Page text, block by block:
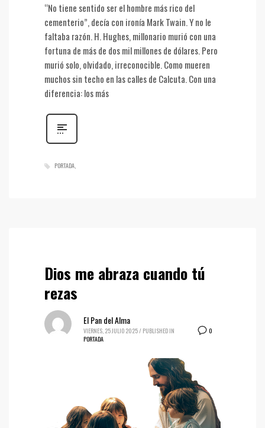
“No tiene sentido ser el hombre más rico del
cementerio”, decía con ironía Mark Twain. Y no le
faltaba razón. H. Hughes, millonario murió con una
fortuna de más de dos mil millones de dólares. Pero
murió solo, olvidado, irreconocible. Como mueren
muchos sin techo en las calles de Calcuta. Con una
diferencia: los más
PORTADA
Dios me abraza cuando tú
rezas
0
El Pan del Alma
VIERNES, 25 JULIO 2025/ PUBLISHED IN
PORTADA